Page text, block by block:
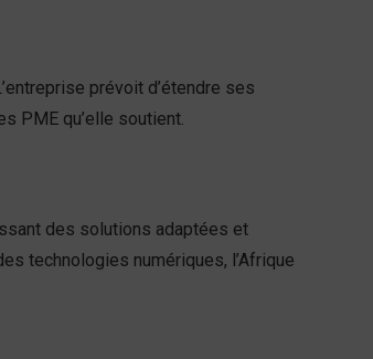
prévoit d’étendre ses
PME qu’elle soutient.
des solutions adaptées et
technologies numériques, l’Afrique